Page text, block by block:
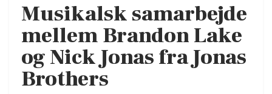
Musikalsk samarbejde
mellem Brandon Lake
og Nick Jonas fra Jonas
Brothers